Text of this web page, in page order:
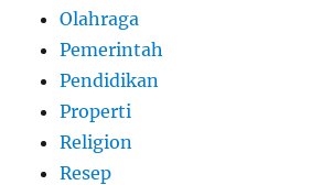
Olahraga
Pemerintah
Pendidikan
Properti
Religion
Resep